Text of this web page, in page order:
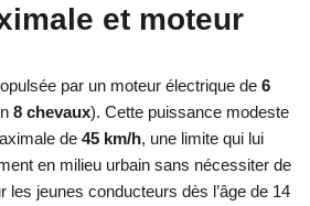
et moteur
par un moteur électrique de 6
8 chevaux). Cette puissance modeste
de 45 km/h, une limite qui lui
en milieu urbain sans nécessiter de
les jeunes conducteurs dès l’âge de 14